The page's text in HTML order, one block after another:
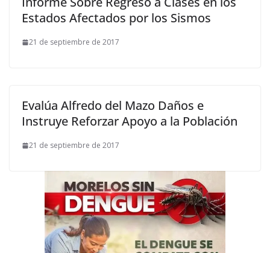
Estados Afectados por los Sismos
21 de septiembre de 2017
Evalúa Alfredo del Mazo Daños e
Instruye Reforzar Apoyo a la Población
21 de septiembre de 2017